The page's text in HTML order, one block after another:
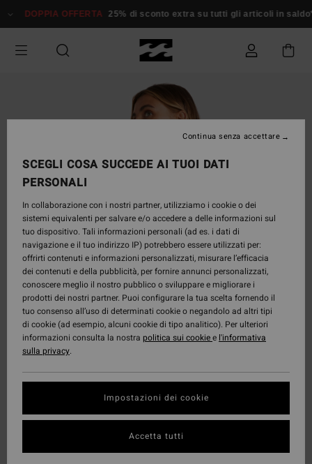
alle
prodotto
DOPPIA OFFERTA 25% di sconto extra su tutti gli articoli in saldo*
SCEGLI COSA SUCCEDE AI TUOI DATI
PERSONALI
In collaborazione con i nostri partner, utilizziamo i cookie o dei
sistemi equivalenti per salvare e/o accedere a delle informazioni sul
tuo dispositivo. Tali informazioni personali (ad es. i dati di
navigazione e il tuo indirizzo IP) potrebbero essere utilizzati per:
offrirti contenuti e informazioni personalizzati, misurare l’efficacia
dei contenuti e della pubblicità, per fornire annunci personalizzati,
conoscere meglio il nostro pubblico o sviluppare e migliorare i
prodotti dei nostri partner. Puoi configurare la tua scelta fornendo il
tuo consenso all’uso di determinati cookie o negandolo ad altri tipi
di cookie (ad esempio, alcuni cookie di tipo analitico). Per ulteriori
informazioni consulta la nostra politica sui cookiee l'informativa
sulla privacy.
Impostazioni dei cookie
Continua senza accettare
Accetta tutti